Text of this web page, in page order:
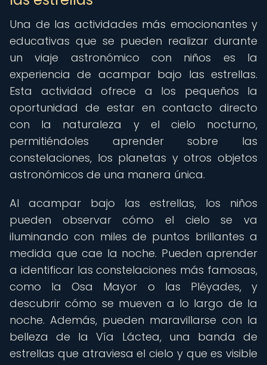
Una de las actividades más emocionantes y
educativas que se pueden realizar durante
un viaje astronómico con niños es la
experiencia de acampar bajo las estrellas.
Esta actividad ofrece a los pequeños la
oportunidad de estar en contacto directo
con la naturaleza y el cielo nocturno,
permitiéndoles aprender sobre las
constelaciones, los planetas y otros objetos
astronómicos de una manera única.
Al acampar bajo las estrellas, los niños
pueden observar cómo el cielo se va
iluminando con miles de puntos brillantes a
medida que cae la noche. Pueden aprender
a identificar las constelaciones más famosas,
como la Osa Mayor o las Pléyades, y
descubrir cómo se mueven a lo largo de la
noche. Además, pueden maravillarse con la
belleza de la Vía Láctea, una banda de
estrellas que atraviesa el cielo y que es visible